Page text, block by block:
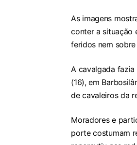
As imagens
conter a situação
feridos nem
A cavalgada fazia
(16), em
de cavaleiros da
Moradores e
porte costumam